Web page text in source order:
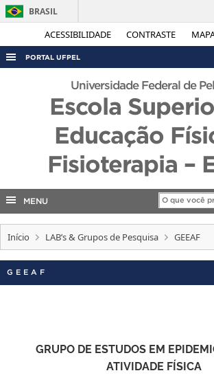
ACESSIBILIDADE CONTRASTE
BRASIL
Acesso
PORTAL UFPEL
ACESSO À INFORMAÇÃO
AUDITORIA
COBALTO
EDITAIS
INTERNACIONAL
Universidade Federal de
Escola
Educação
Fisioterapia –
MENU
Início LAB’s & Grupos de Pesquisa GEEAF
GEEAF
GRUPO DE ESTUDOS EM
ATIVIDADE FÍSICA